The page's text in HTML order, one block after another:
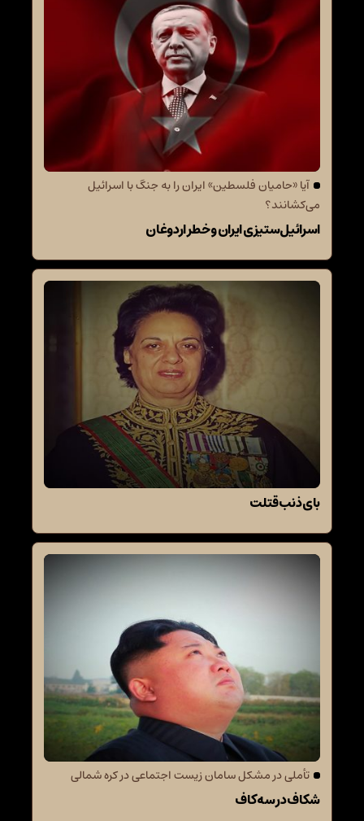
آیا «حامیان فلسطین» ایران را به جنگ با اسرائیل
می‌کشانند؟
اسرائیل‌ستیزی ایران و خطر اردوغان
بای ذنب قتلت
تأملی در مشکل سامان زیست اجتماعی در کره شمالی
شکاف در سه کاف